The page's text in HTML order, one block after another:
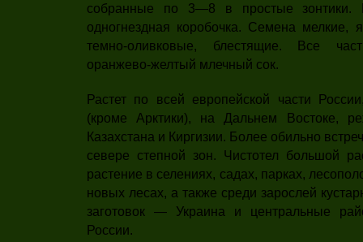
собранные по 3—8 в простые зонтики.
одногнездная коробочка. Се­мена мелкие,
темно-оливковые, блестящие. Все
оранжево-желтый млечный сок.
Растет по всей европейской части
(кроме Арктики), на Дальнем Востоке,
Казахстана и Кир­гизии. Более обильно
севере степной зон. Чистотел большой
растение в селениях, садах, пар­ках,
новых лесах, а также среди зарослей
загото­вок — Украина и центральные
России.